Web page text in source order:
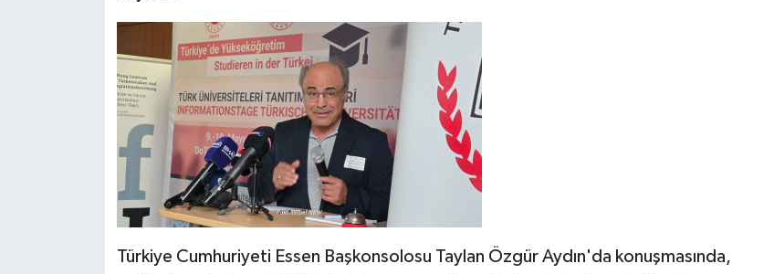
Türkiye Cumhuriyeti Essen Başkonsolosu Taylan Özgür Aydın'da konuşmasında,